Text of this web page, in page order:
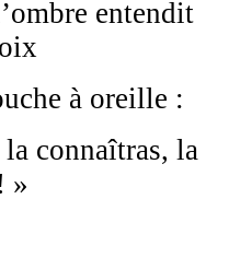
entendit
à oreille :
connaîtras, la
»